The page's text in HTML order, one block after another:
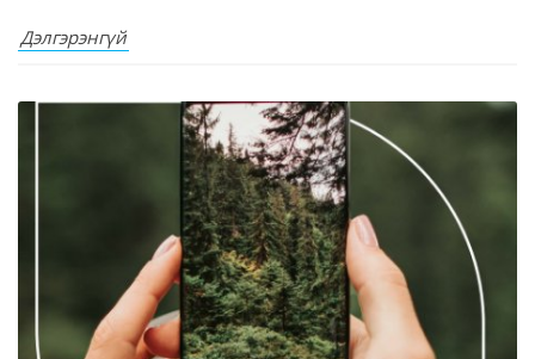
Дэлгэрэнгүй